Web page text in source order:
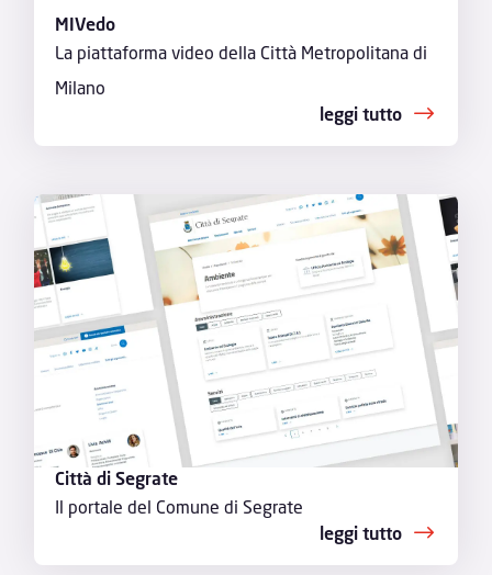
MIVedo
La piattaforma video della Città Metropolitana di
Milano
leggi tutto
Città di Segrate
Il portale del Comune di Segrate
leggi tutto